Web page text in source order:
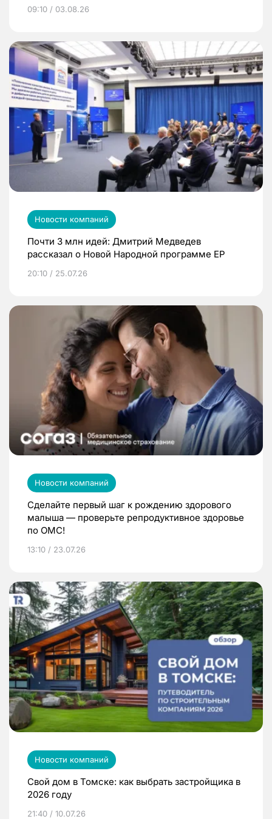
09:10 / 03.08.26
Новости компаний
Почти 3 млн идей: Дмитрий Медведев
рассказал о Новой Народной программе ЕР
20:10 / 25.07.26
Новости компаний
Сделайте первый шаг к рождению здорового
малыша — проверьте репродуктивное здоровье
по ОМС!
13:10 / 23.07.26
Новости компаний
Свой дом в Томске: как выбрать застройщика в
2026 году
21:40 / 10.07.26